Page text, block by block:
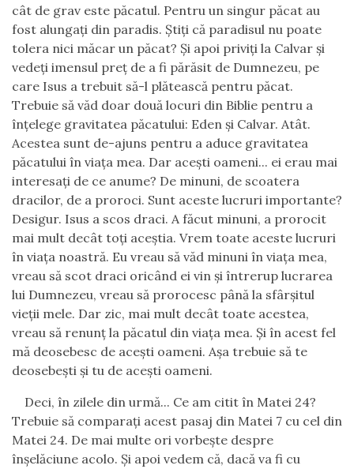
cât de grav este păcatul. Pentru un singur păcat au
fost alungaţi din paradis. Ştiţi că paradisul nu poate
tolera nici măcar un păcat? Şi apoi priviţi la Calvar şi
vedeţi imensul preţ de a fi părăsit de Dumnezeu, pe
care Isus a trebuit să-l plătească pentru păcat.
Trebuie să văd doar două locuri din Biblie pentru a
înţelege gravitatea păcatului: Eden şi Calvar. Atât.
Acestea sunt de-ajuns pentru a aduce gravitatea
păcatului în viaţa mea. Dar aceşti oameni... ei erau mai
interesaţi de ce anume? De minuni, de scoatera
dracilor, de a proroci. Sunt aceste lucruri importante?
Desigur. Isus a scos draci. A făcut minuni, a prorocit
mai mult decât toţi aceştia. Vrem toate aceste lucruri
în viaţa noastră. Eu vreau să văd minuni în viaţa mea,
vreau să scot draci oricând ei vin şi întrerup lucrarea
lui Dumnezeu, vreau să prorocesc până la sfârşitul
vieţii mele. Dar zic, mai mult decât toate acestea,
vreau să renunţ la păcatul din viaţa mea. Şi în acest fel
mă deosebesc de aceşti oameni. Aşa trebuie să te
deosebeşti şi tu de aceşti oameni.
Deci, în zilele din urmă... Ce am citit în Matei 24?
Trebuie să comparaţi acest pasaj din Matei 7 cu cel din
Matei 24. De mai multe ori vorbeşte despre
înşelăciune acolo. Şi apoi vedem că, dacă va fi cu